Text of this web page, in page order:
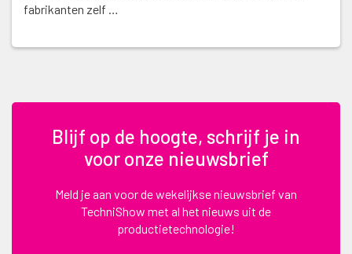
fabrikanten zelf …
Blijf op de hoogte, schrijf je in
voor onze nieuwsbrief
Meld je aan voor de wekelijkse nieuwsbrief van
TechniShow met al het nieuws uit de
productietechnologie!